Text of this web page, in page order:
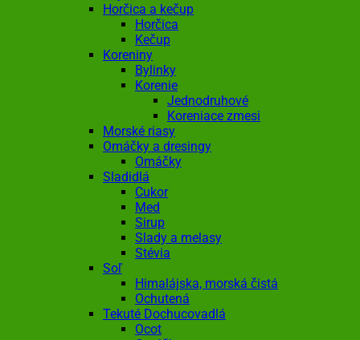
Horčica a kečup
Horčica
Kečup
Koreniny
Bylinky
Korenie
Jednodruhové
Koreniace zmesi
Morské riasy
Omáčky a dresingy
Omáčky
Sladidlá
Cukor
Med
Sirup
Slady a melasy
Stévia
Soľ
Himalájska, morská čistá
Ochutená
Tekuté Dochucovadlá
Ocot